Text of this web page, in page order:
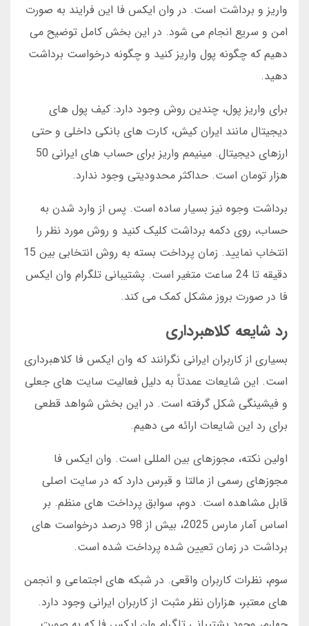
واریز و برداشت است. در وان ایکس فا این فرایند به صورت
امن و سریع انجام می شود. در این بخش کامل توضیح می
دهیم که چگونه پول واریز کنید و چگونه درخواست برداشت
دهید.
برای واریز پول، چندین روش وجود دارد: کیف پول های
دیجیتال مانند ایران کیش، کارت های بانکی داخلی و حتی
ارزهای دیجیتال. مینیمم واریز برای حساب های ایرانی 50
هزار تومان است. حداکثر محدودیتی وجود ندارد.
برداشت وجوه نیز بسیار ساده است. پس از وارد شدن به
حساب، روی دکمه برداشت کلیک کنید و روش مورد نظر را
انتخاب نمایید. زمان پرداخت بسته به روش انتخابی بین 15
دقیقه تا 24 ساعت متغیر است. پشتیبانی تلگرام وان ایکس
فا در صورت بروز مشکل کمک می کند.
رد شایعه کلاهبرداری
بسیاری از کاربران ایرانی نگرانند که وان ایکس فا کلاهبرداری
است. این شایعات عمدتاً به دلیل فعالیت سایت های جعلی
و فیشینگی شکل گرفته است. در این بخش شواهد قطعی
برای رد این شایعات ارائه می دهیم.
اولین نکته، مجوزهای بین المللی است. وان ایکس فا
مجوزهای رسمی از مالتا و قبرس دارد که در سایت اصلی
قابل مشاهده است. دوم، سوابق پرداخت های منظم. بر
اساس آمار مارس 2025، بیش از 98 درصد درخواست های
برداشت در زمان تعیین شده پرداخت شده است.
سوم، نظرات کاربران واقعی. در شبکه های اجتماعی و انجمن
های معتبر، هزاران نظر مثبت از کاربران ایرانی وجود دارد.